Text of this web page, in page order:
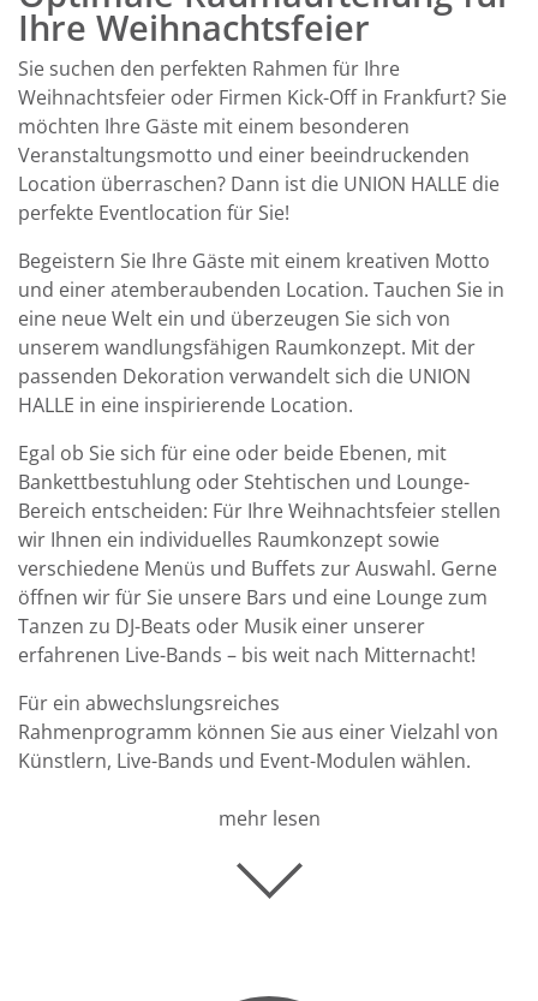
Ihre Weihnachtsfeier
Sie suchen den perfekten Rahmen für Ihre
Weihnachtsfeier oder Firmen Kick-Off in Frankfurt? Sie
möchten Ihre Gäste mit einem besonderen
Veranstaltungsmotto und einer beeindruckenden
Location überraschen? Dann ist die UNION HALLE die
perfekte Eventlocation für Sie!
Begeistern Sie Ihre Gäste mit einem kreativen Motto
und einer atemberaubenden Location. Tauchen Sie in
eine neue Welt ein und überzeugen Sie sich von
unserem wandlungsfähigen Raumkonzept. Mit der
passenden Dekoration verwandelt sich die UNION
HALLE in eine inspirierende Location.
Egal ob Sie sich für eine oder beide Ebenen, mit
Bankettbestuhlung oder Stehtischen und Lounge-
Bereich entscheiden: Für Ihre Weihnachtsfeier stellen
wir Ihnen ein individuelles Raumkonzept sowie
verschiedene Menüs und Buffets zur Auswahl. Gerne
öffnen wir für Sie unsere Bars und eine Lounge zum
Tanzen zu DJ-Beats oder Musik einer unserer
erfahrenen Live-Bands – bis weit nach Mitternacht!
Für ein abwechslungsreiches
Rahmenprogramm können Sie aus einer Vielzahl von
Künstlern, Live-Bands und Event-Modulen wählen.
mehr lesen